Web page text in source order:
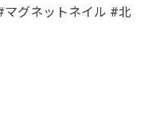
グネットネイル #北